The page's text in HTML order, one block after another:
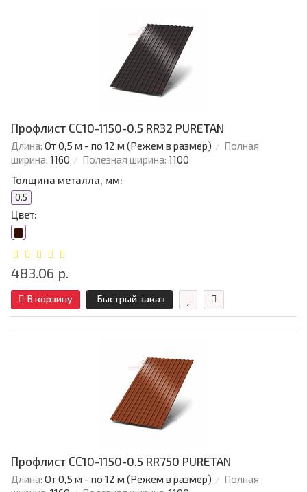
Профлист СС10-1150-0.5 RR32 PURETAN
Длина: От 0,5 м - по 12 м (Режем в размер)
Полная
ширина: 1160 Полезная ширина: 1100
Толщина металла, мм:
0.5
Цвет:
483.06 р.
В корзину Быстрый заказ
Профлист СС10-1150-0.5 RR750 PURETAN
Длина: От 0,5 м - по 12 м (Режем в размер)
Полная